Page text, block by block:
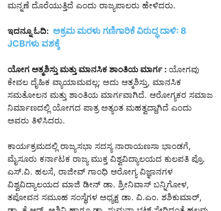
ಮನ್ನಣೆ ದೊರೆಯುತ್ತಿದೆ ಎಂದು ರಾಜ್ಯಪಾಲರು ಹೇಳಿದರು.
ಇದನ್ನೂ ಓದಿ: ಅಕ್ರಮ ಮರಳು ಗಣಿಗಾರಿಕೆ ವಿರುದ್ಧ ದಾಳಿ: 8
JCBಗಳು ವಶಕ್ಕೆ
ಯೋಗ ಆತ್ಮಶಿಸ್ತು ಮತ್ತು ಮಾನಸಿಕ ಶಾಂತಿಯ ಮಾರ್ಗ : ಯೋಗವು
ಕೇವಲ ದೈಹಿಕ ವ್ಯಾಯಾಮವಲ್ಲ; ಅದು ಆತ್ಮಶಿಸ್ತು, ಮಾನಸಿಕ
ಸಮತೋಲನ ಮತ್ತು ಶಾಂತಿಯ ಮಾರ್ಗವಾಗಿದೆ. ಆರೋಗ್ಯಕರ ಸಮಾಜ
ನಿರ್ಮಾಣದಲ್ಲಿ ಯೋಗದ ಪಾತ್ರ ಅತ್ಯಂತ ಮಹತ್ವದ್ದಾಗಿದೆ ಎಂದು
ಅವರು ತಿಳಿಸಿದರು.
ಕಾರ್ಯಕ್ರಮದಲ್ಲಿ ರಾಜ್ಯಸಭಾ ಸದಸ್ಯ ನಾರಾಯಣಸಾ ಭಾಂಡಗೆ,
ಮೈಸೂರು ಕರ್ನಾಟಕ ರಾಜ್ಯ ಮುಕ್ತ ವಿಶ್ವವಿದ್ಯಾಲಯದ ಕುಲಪತಿ ಪ್ರೊ.
ಎಸ್.ವಿ. ಹಲಸೆ, ರಾಜೀವ್ ಗಾಂಧಿ ಆರೋಗ್ಯ ವಿಜ್ಞಾನಗಳ
ವಿಶ್ವವಿದ್ಯಾಲಯದ ಮಾಜಿ ಡೀನ್ ಡಾ. ಶ್ರೀನಿವಾಸ್ ಬನ್ನಿಗೋಳ,
ತಪೋವನ ಸಮೂಹ ಸಂಸ್ಥೆಗಳ ಅಧ್ಯಕ್ಷ ಡಾ. ವಿ.ಎಂ. ಶಶಿಕುಮಾರ್,